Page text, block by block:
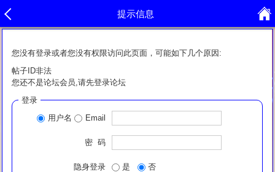
提示信息
您没有登录或者您没有权限访问此页面，可能如下几个原因:
帖子ID非法
您还不是论坛会员,请先登录论坛
登录
用户名
Email
密 码
隐身登录 是 否